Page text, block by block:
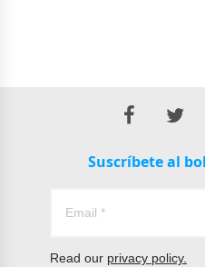
Suscríbete al
Read our privacy policy.